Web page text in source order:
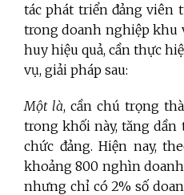
tác phát triển đảng viên
trong doanh nghiệp khu
huy hiệu quả, cần thực
vụ, giải pháp sau:
Một là, cần chú trọng
trong khối này, tăng
chức đảng. Hiện nay,
khoảng 800 nghìn
nhưng chỉ có 2% số